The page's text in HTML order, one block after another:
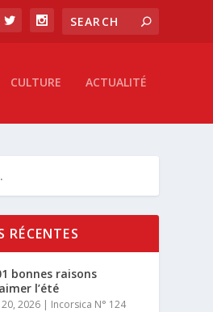
CULTURE ACTUALITÉ
RÉCENTES
bonnes raisons
l’été
20, 2026 | Incorsica N° 124